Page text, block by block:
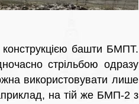
конструкцією башти БМПТ.
стрільбою одразу
використовувати лише
на тій же БМП-2 з